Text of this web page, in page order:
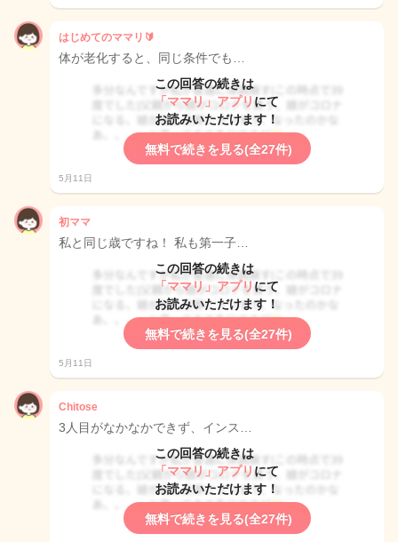
はじめてのママリ🔰
体が老化すると、同じ条件でも…
この回答の続きは
「ママリ」アプリ にて
お読みいただけます！
無料で続きを見る(全27件)
5月11日
初ママ
私と同じ歳ですね！ 私も第一子…
この回答の続きは
「ママリ」アプリ にて
お読みいただけます！
無料で続きを見る(全27件)
5月11日
Chitose
3人目がなかなかできず、インス…
この回答の続きは
「ママリ」アプリ にて
お読みいただけます！
無料で続きを見る(全27件)